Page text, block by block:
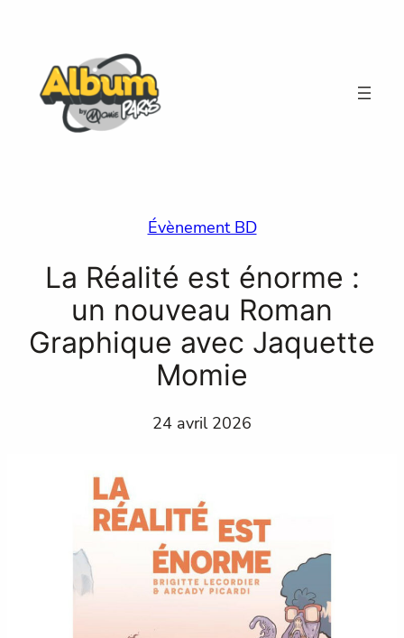
contenu
Évènement BD
La Réalité est énorme :
un nouveau Roman
Graphique avec Jaquette
Momie
24 avril 2026